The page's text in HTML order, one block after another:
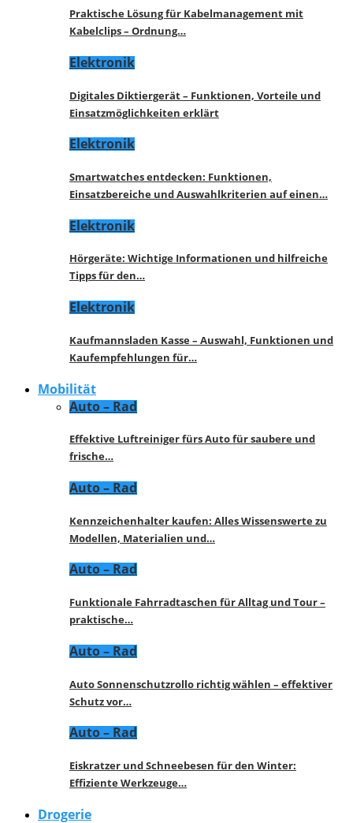
Praktische Lösung für Kabelmanagement mit
Kabelclips – Ordnung…
Elektronik
Digitales Diktiergerät – Funktionen, Vorteile und
Einsatzmöglichkeiten erklärt
Elektronik
Smartwatches entdecken: Funktionen,
Einsatzbereiche und Auswahlkriterien auf einen…
Elektronik
Hörgeräte: Wichtige Informationen und hilfreiche
Tipps für den…
Elektronik
Kaufmannsladen Kasse – Auswahl, Funktionen und
Kaufempfehlungen für…
Mobilität
Auto – Rad
Effektive Luftreiniger fürs Auto für saubere und
frische…
Auto – Rad
Kennzeichenhalter kaufen: Alles Wissenswerte zu
Modellen, Materialien und…
Auto – Rad
Funktionale Fahrradtaschen für Alltag und Tour –
praktische…
Auto – Rad
Auto Sonnenschutzrollo richtig wählen – effektiver
Schutz vor…
Auto – Rad
Eiskratzer und Schneebesen für den Winter:
Effiziente Werkzeuge…
Drogerie